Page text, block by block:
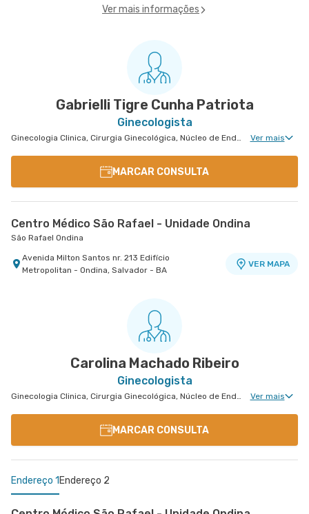
Ver mais informações
Gabrielli Tigre Cunha Patriota
Ginecologista
Ginecologia Clinica, Cirurgia Ginecológica, Núcleo de Endometriose, Ginecologia Videohisteroscopia Ver mais
MARCAR CONSULTA
Centro Médico São Rafael - Unidade Ondina
São Rafael Ondina
Avenida Milton Santos nr. 213 Edifício
Metropolitan - Ondina, Salvador - BA
VER MAPA
Carolina Machado Ribeiro
Ginecologista
Ginecologia Clinica, Cirurgia Ginecológica, Núcleo de Endometriose, Miomatose Uterina(Miomas), Ginecologia Videohisteroscopia Ver mais
MARCAR CONSULTA
Endereço 1 Endereço 2